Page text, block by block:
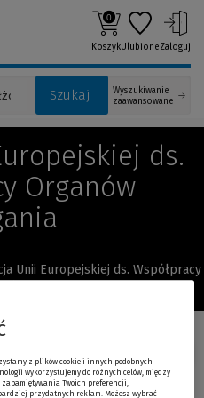
Szukaj
Wyszukiwanie
zaawansowane
0
KoszykUlubioneZaloguj
ds.
Organów
Unii Europejskiej ds. Współpracy
Promocja!
z plików cookie i innych podobnych
wykorzystujemy do różnych celów, między
Twoich preferencji,
przydatnych reklam. Możesz wybrać